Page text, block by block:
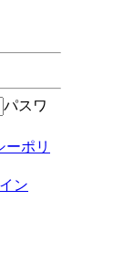
パスワ
ーポリ
ン